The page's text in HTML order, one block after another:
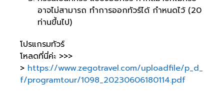
อาจไม่สามารถ ทำการออกทัวร์ได้ กำหนดไว้ (20
ท่านขึ้นไป)
โปรแกรมทัวร์
โหลดที่นี่ค่ะ >>>
> https://www.zegotravel.com/uploadfile/p_d_
f/programtour/1098_20230606180114.pdf